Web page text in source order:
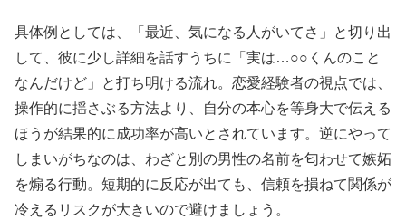
具体例としては、「最近、気になる人がいてさ」と切り出
して、彼に少し詳細を話すうちに「実は…○○くんのこと
なんだけど」と打ち明ける流れ。恋愛経験者の視点では、
操作的に揺さぶる方法より、自分の本心を等身大で伝える
ほうが結果的に成功率が高いとされています。逆にやって
しまいがちなのは、わざと別の男性の名前を匂わせて嫉妬
を煽る行動。短期的に反応が出ても、信頼を損ねて関係が
冷えるリスクが大きいので避けましょう。